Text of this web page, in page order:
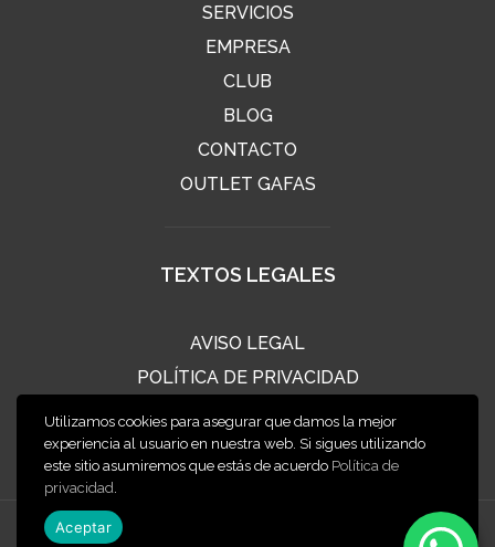
SERVICIOS
EMPRESA
CLUB
BLOG
CONTACTO
OUTLET GAFAS
TEXTOS LEGALES
AVISO LEGAL
POLÍTICA DE PRIVACIDAD
POLÍTICA DE COOKIES
CONDICIONES DE VENTA
Utilizamos cookies para asegurar que damos la mejor
experiencia al usuario en nuestra web. Si sigues utilizando
este sitio asumiremos que estás de acuerdo Política de
privacidad.
Aceptar